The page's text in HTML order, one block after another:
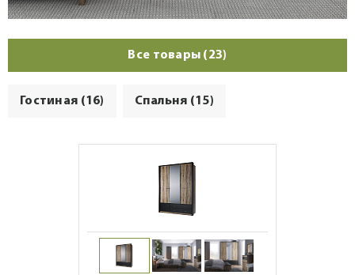
Все товары (23)
Гостиная (16) Спальня (15)